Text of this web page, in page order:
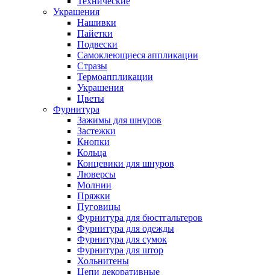
Украшения
Нашивки
Пайетки
Подвески
Самоклеющиеся аппликации
Стразы
Термоаппликации
Украшения
Цветы
Фурнитура
Зажимы для шнуров
Застежки
Кнопки
Кольца
Концевики для шнуров
Люверсы
Молнии
Пряжки
Пуговицы
Фурнитура для бюстгальтеров
Фурнитура для одежды
Фурнитура для сумок
Фурнитура для штор
Хольнитены
Цепи декоративные